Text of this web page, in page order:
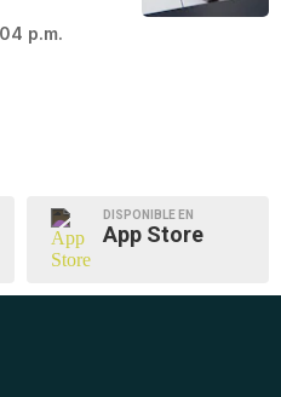
p.m.
DISPONIBLE EN
App Store